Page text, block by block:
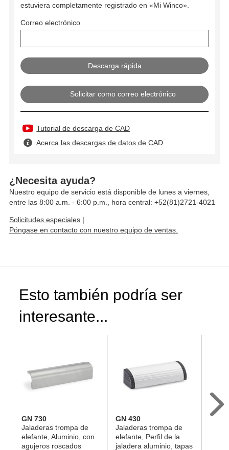
estuviera completamente registrado en «Mi Winco».
Correo electrónico
Solicitar como correo electrónico
Tutorial de descarga de CAD
Acerca las descargas de datos de CAD
¿Necesita ayuda?
Nuestro equipo de servicio está disponible de lunes a viernes,
entre las 8:00 a.m. - 6:00 p.m., hora central: +52(81)2721-4021
Solicitudes especiales |
Póngase en contacto con nuestro equipo de ventas.
Esto también podría ser
interesante...
GN 730
Jaladeras trompa de
elefante, Aluminio, con
agujeros roscados
GN 430
Jaladeras trompa de
elefante, Perfil de la
jaladera aluminio, tapas
EN